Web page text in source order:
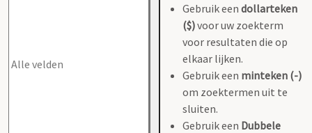
Gebruik een dollarteken
($)voor uw zoekterm
voor resultaten die op
elkaar lijken.
Gebruik een minteken (-)
om zoektermen uit te
sluiten.
Gebruik een Dubbele